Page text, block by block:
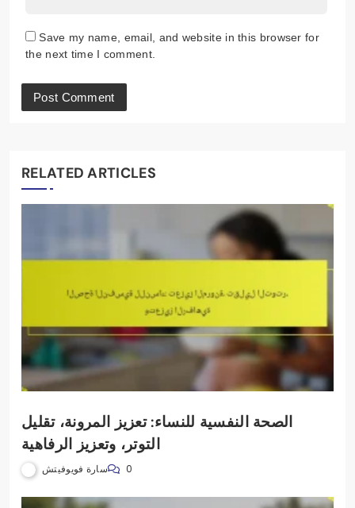
Save my name, email, and website in this browser for
the next time I comment.
RELATED ARTICLES
الصحة النفسية للنساء: تعزيز المرونة، تقليل
التوتر، وتعزيز الرفاهية
سارة فويوفيتش 0